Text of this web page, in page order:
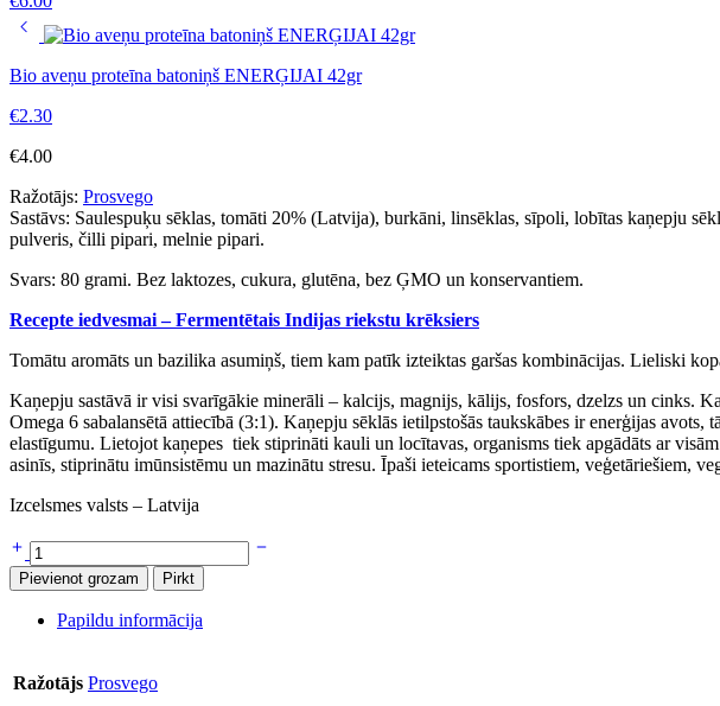
Bio aveņu proteīna batoniņš ENERĢIJAI 42gr
€2.30
€4.00
Ražotājs: Prosvego
Sastāvs: Saulespuķu sēklas, tomāti 20% (Latvija), burkāni, linsēklas, sīpoli, lobītas kaņepju
pulveris, čilli pipari, melnie pipari.
Svars: 80 grami. Bez laktozes, cukura, glutēna, bez ĢMO un konservantiem.
Recepte iedvesmai – Fermentētais Indijas riekstu krēksiers
Tomātu aromāts un bazilika asumiņš, tiem kam patīk izteiktas garšas kombinācijas. Lieliski
Kaņepju sastāvā ir visi svarīgākie minerāli – kalcijs, magnijs, kālijs, fosfors, dzelzs un cinks.
Omega 6 sabalansētā attiecībā (3:1). Kaņepju sēklās ietilpstošās taukskābes ir enerģijas
elastīgumu. Lietojot kaņepes tiek stiprināti kauli un locītavas, organisms tiek apgādāts ar
asinīs, stiprinātu imūnsistēmu un mazinātu stresu. Īpaši ieteicams sportistiem, veģetāriešiem,
Izcelsmes valsts – Latvija
Bio
pikantie
tomātu
sēklu
80gr
daudzums
Pievienot grozam Pirkt
Papildu informācija
Ražotājs Prosvego